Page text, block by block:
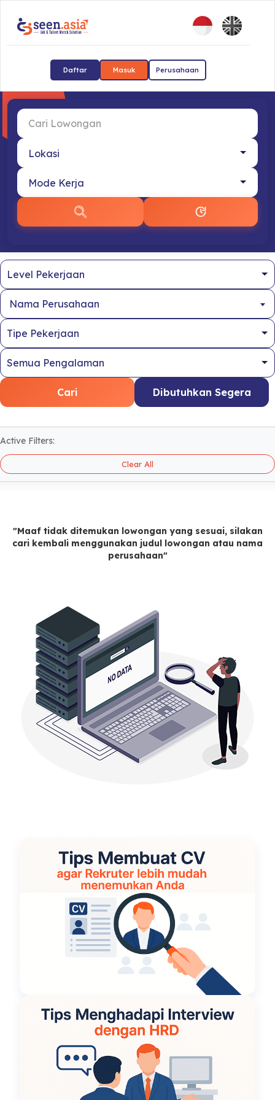
Daftar Masuk Perusahaan
Nama Perusahaan
Cari Dibutuhkan Segera
Active Filters:
Clear All
"Maaf tidak ditemukan lowongan yang sesuai, silakan
cari kembali menggunakan judul lowongan atau nama
perusahaan"